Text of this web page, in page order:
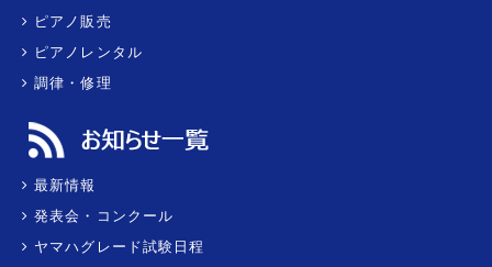
ピアノ販売
ピアノレンタル
調律・修理
最新情報
発表会・コンクール
ヤマハグレード試験日程